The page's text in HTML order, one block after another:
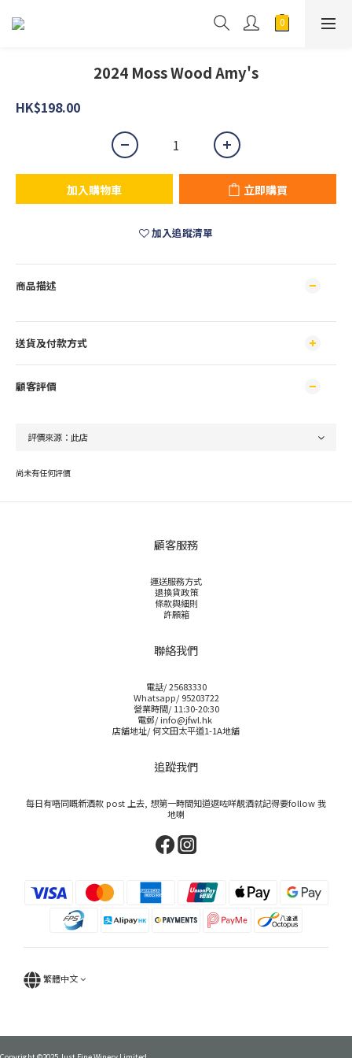
2024 Moss Wood Amy's
HK$198.00
加入購物車 立即購買
加入追蹤清單
商品描述
送貨及付款方式
顧客評價
尚未有任何評價
顧客服務
運送服務方式
退換貨政策
條款與細則
許願箱
聯絡我們
電話/ 25683330
Whatsapp/ 95203722
營業時間/ 11:30-20:30
電郵/ info@jfwl.hk
店舖地址/ 何文田太平道1-1A地舖
追蹤我們
每日有唔同嘅新酒款 post 上去, 想第一時間知道返咗咩靚酒就記得要follow 我
地喇
繁體中文